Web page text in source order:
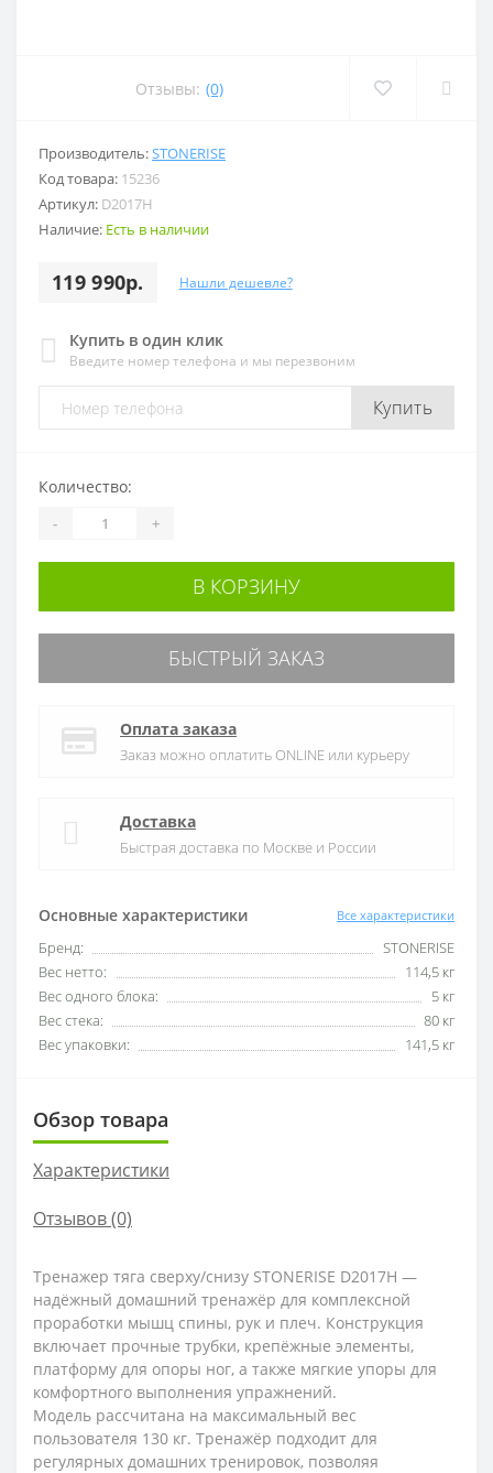
Отзывы: (0)
Производитель:STONERISE
Код товара: 15236
Артикул: D2017H
Наличие: Есть в наличии
119 990р. Нашли дешевле?
Купить в один клик
Введите номер телефона и мы перезвоним
Купить
Основные характеристики Все характеристики
Бренд:
STONERISE
Вес нетто:
114,5 кг
Вес одного блока:
5 кг
Вес стека:
80 кг
Вес упаковки:
141,5 кг
Количество:
- +
В КОРЗИНУ
БЫСТРЫЙ ЗАКАЗ
Оплата заказа
Заказ можно оплатить ONLINE или курьеру
Доставка
Быстрая доставка по Москве и России
Обзор товара
Характеристики
Отзывов (0)
Тренажер тяга сверху/снизу STONERISE D2017H —
надёжный домашний тренажёр для комплексной
проработки мышц спины, рук и плеч. Конструкция
включает прочные трубки, крепёжные элементы,
платформу для опоры ног, а также мягкие упоры для
комфортного выполнения упражнений.
Модель рассчитана на максимальный вес
пользователя 130 кг. Тренажёр подходит для
регулярных домашних тренировок, позволяя